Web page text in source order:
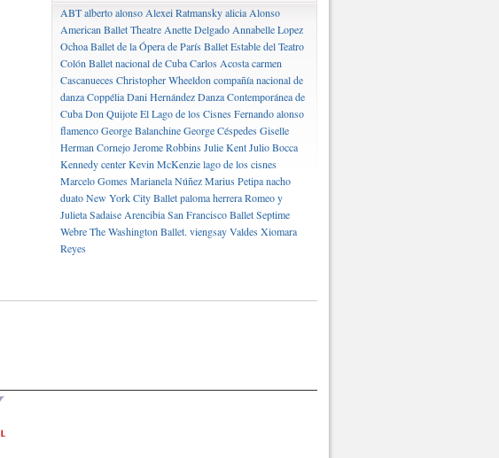
ABTalberto alonso Alexei Ratmanskyalicia Alonso
American Ballet Theatre Anette Delgado Annabelle Lopez
OchoaBallet de la Ópera de ParísBallet Estable del Teatro
Colón Ballet nacional de CubaCarlos Acostacarmen
CascanuecesChristopher Wheeldon compañía nacional de
danzaCoppéliaDani HernándezDanza Contemporánea de
CubaDon QuijoteEl Lago de los CisnesFernando alonso
flamencoGeorge BalanchineGeorge CéspedesGiselle
Herman CornejoJerome RobbinsJulie KentJulio Bocca
Kennedy centerKevin McKenzielago de los cisnes
Marcelo GomesMarianela NúñezMarius Petipanacho
duatoNew York City Balletpaloma herreraRomeo y
JulietaSadaise ArencibiaSan Francisco BalletSeptime
WebreThe Washington Ballet. viengsay ValdesXiomara
Reyes